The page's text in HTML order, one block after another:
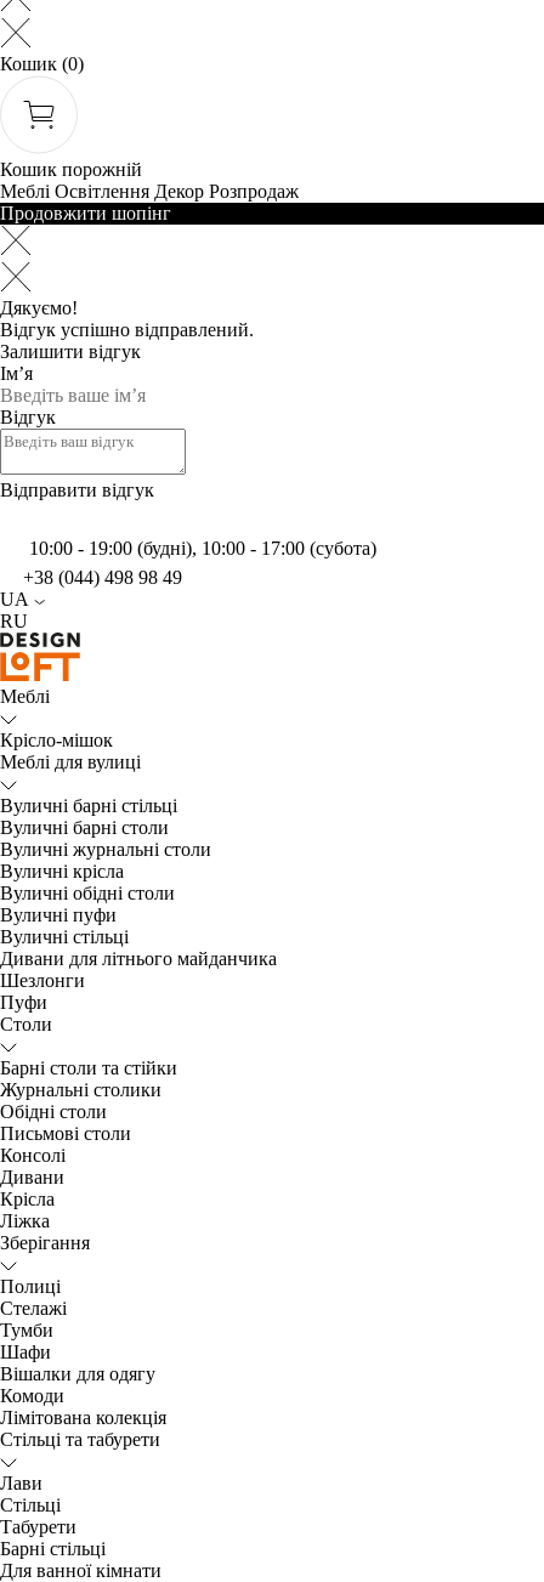
Кошик (0)
Кошик порожній
Меблі Освітлення Декор Розпродаж
Продовжити шопінг
Дякуємо!
Відгук успішно відправлений.
Залишити відгук
Ім’я
Відгук
Відправити відгук
10:00 - 19:00 (будні), 10:00 - 17:00 (субота)
+38 (044) 498 98 49
UA
RU
Меблі
Крісло-мішок
Меблі для вулиці
Вуличні барні стільці
Вуличні барні столи
Вуличні журнальні столи
Вуличні крісла
Вуличні обідні столи
Вуличні пуфи
Вуличні стільці
Дивани для літнього майданчика
Шезлонги
Пуфи
Столи
Барні столи та стійки
Журнальні столики
Обідні столи
Письмові столи
Консолі
Дивани
Крісла
Ліжка
Зберігання
Полиці
Стелажі
Тумби
Шафи
Вішалки для одягу
Комоди
Лімітована колекція
Стільці та табурети
Лави
Стільці
Табурети
Барні стільці
Для ванної кімнати